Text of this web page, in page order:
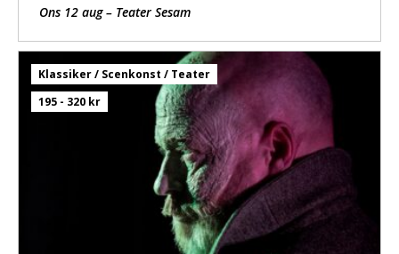
Mask: Jessica Cederholm.
Producent: Robin Pohlstrand Björkman.
Ons 12 aug – Teater Sesam
Klassiker / Scenkonst / Teater
195 - 320 kr